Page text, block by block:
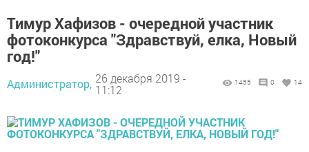
Тимур Хафизов - очередной участник
фотоконкурса "Здравствуй, елка, Новый
год!"
Администратор, 26 декабря 2019 -
11:12
1455 0 14